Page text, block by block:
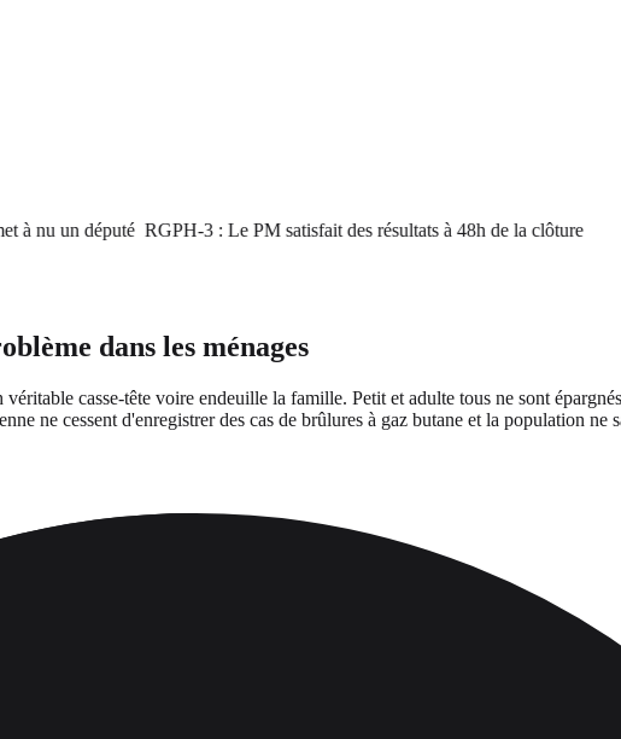
un députéRGPH-3 : Le PM satisfait des résultats à 48h de la clôture
dans les ménages
casse-tête voire endeuille la famille. Petit et adulte tous ne sont
ne cessent d'enregistrer des cas de brûlures à gaz butane et la population ne